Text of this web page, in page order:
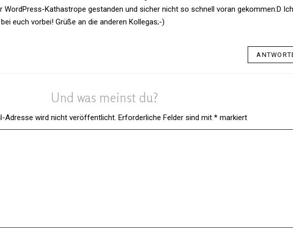
Word­Press-Kathas­trope gestanden und sicher nicht so schnell voran gekommen:D Ich
euch vorbei! Grüße an die anderen Kollegas;-)
Und was meinst du?
Adresse wird nicht veröffentlicht. Erforderliche Felder sind mit* markiert